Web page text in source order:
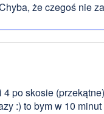
że czegoś nie
po skosie
:) to bym w 10 minut